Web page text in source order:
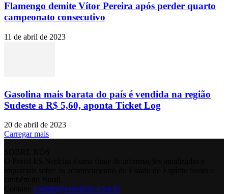
Flamengo demite Vítor Pereira após perder quarto
campeonato consecutivo
11 de abril de 2023
Gasolina mais barata do país é vendida na região
Sudeste a R$ 5,60, aponta Ticket Log
20 de abril de 2023
Carregar mais
contato@esnoticias.com.br